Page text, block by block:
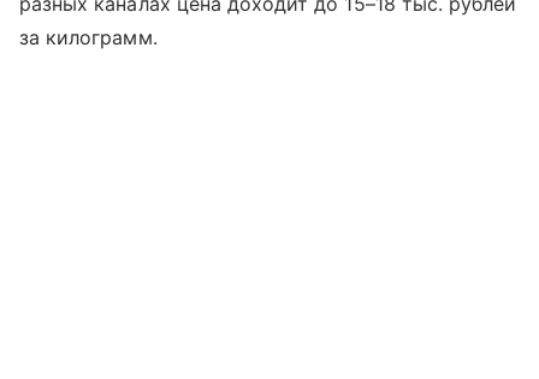
за килограмм.